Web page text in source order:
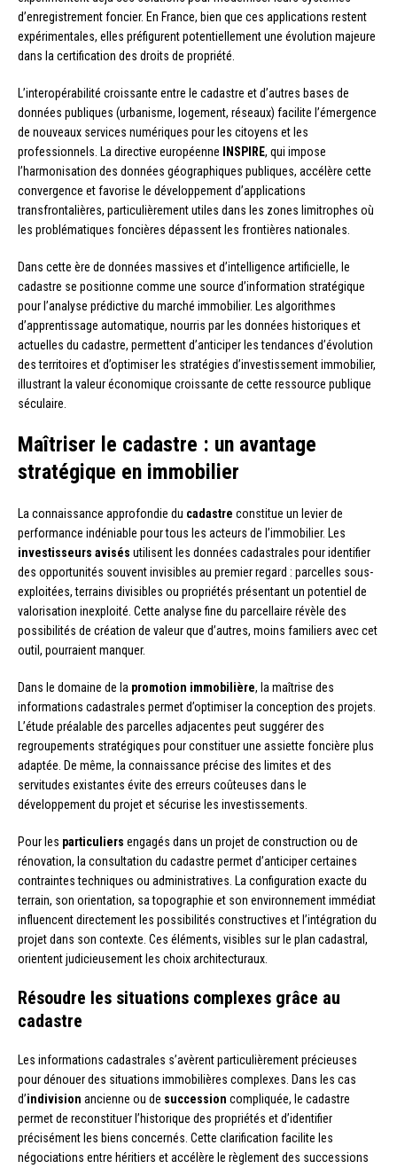
d’enregistrement foncier. En France, bien que ces applications restent
expérimentales, elles préfigurent potentiellement une évolution majeure
dans la certification des droits de propriété.
L’interopérabilité croissante entre le cadastre et d’autres bases de
données publiques (urbanisme, logement, réseaux) facilite l’émergence
de nouveaux services numériques pour les citoyens et les
professionnels. La directive européenne
INSPIRE, qui impose
l’harmonisation des données géographiques publiques, accélère cette
convergence et favorise le développement d’applications
transfrontalières, particulièrement utiles dans les zones limitrophes où
les problématiques foncières dépassent les frontières nationales.
Dans cette ère de données massives et d’intelligence artificielle, le
cadastre se positionne comme une source d’information stratégique
pour l’analyse prédictive du marché immobilier. Les algorithmes
d’apprentissage automatique, nourris par les données historiques et
actuelles du cadastre, permettent d’anticiper les tendances d’évolution
des territoires et d’optimiser les stratégies d’investissement immobilier,
illustrant la valeur économique croissante de cette ressource publique
séculaire.
Maîtriser le cadastre : un avantage
stratégique en immobilier
La connaissance approfondie du cadastre constitue un levier de
performance indéniable pour tous les acteurs de l’immobilier. Les
investisseurs avisés utilisent les données cadastrales pour identifier
des opportunités souvent invisibles au premier regard : parcelles sous-
exploitées, terrains divisibles ou propriétés présentant un potentiel de
valorisation inexploité. Cette analyse fine du parcellaire révèle des
possibilités de création de valeur que d’autres, moins familiers avec cet
outil, pourraient manquer.
Dans le domaine de la promotion immobilière, la maîtrise des
informations cadastrales permet d’optimiser la conception des projets.
L’étude préalable des parcelles adjacentes peut suggérer des
regroupements stratégiques pour constituer une assiette foncière plus
adaptée. De même, la connaissance précise des limites et des
servitudes existantes évite des erreurs coûteuses dans le
développement du projet et sécurise les investissements.
Pour les particuliers engagés dans un projet de construction ou de
rénovation, la consultation du cadastre permet d’anticiper certaines
contraintes techniques ou administratives. La configuration exacte du
terrain, son orientation, sa topographie et son environnement immédiat
influencent directement les possibilités constructives et l’intégration du
projet dans son contexte. Ces éléments, visibles sur le plan cadastral,
orientent judicieusement les choix architecturaux.
Résoudre les situations complexes grâce au
cadastre
Les informations cadastrales s’avèrent particulièrement précieuses
pour dénouer des situations immobilières complexes. Dans les cas
d’indivision ancienne ou de succession compliquée, le cadastre
permet de reconstituer l’historique des propriétés et d’identifier
précisément les biens concernés. Cette clarification facilite les
négociations entre héritiers et accélère le règlement des successions